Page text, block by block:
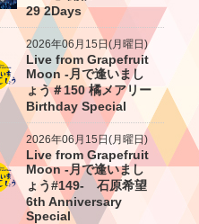
29 2Days
2026年06月15日(月曜日)
Live from Grapefruit
Moon -月で逢いまし
ょう＃150 橘メアリー
Birthday Special
2026年06月15日(月曜日)
Live from Grapefruit
Moon -月で逢いまし
ょう#149- 石原希望
6th Anniversary
Special